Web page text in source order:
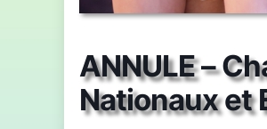
ANNULE –
Nationaux et